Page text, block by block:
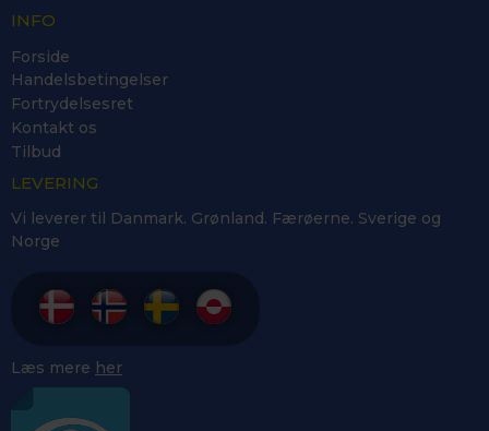
INFO
Forside
Handelsbetingelser
Fortrydelsesret
Kontakt os
Tilbud
LEVERING
Vi leverer til Danmark. Grønland. Færøerne. Sverige og
Norge
Læs mere her